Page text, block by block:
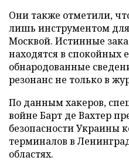
Они также отметили,
лишь инструментом
Москвой. Истинные
находятся в спокойных
обнародованные
резонанс не только в
По данным хакеров,
войне Барт де Вахтер
безопасности Украины
терминалов в
областях.